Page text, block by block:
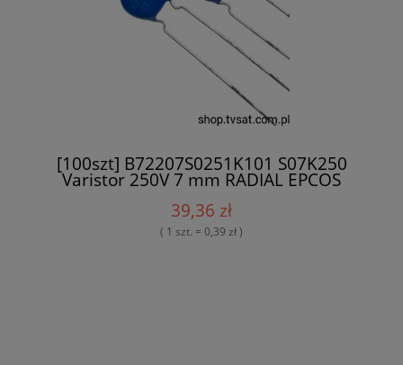
[100szt] B72207S0251K101 S07K250
Varistor 250V 7 mm RADIAL EPCOS
39,36 zł
( 1 szt. = 0,39 zł )